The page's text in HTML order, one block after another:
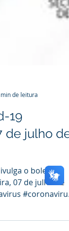
19
julho de
o boletim
07 de julho de